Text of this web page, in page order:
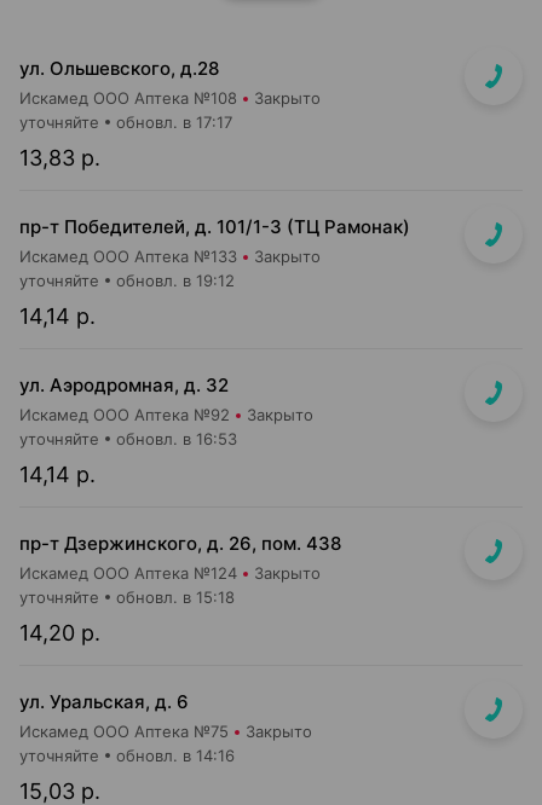
ул. Ольшевского, д.28
Искамед ООО Аптека №108 Закрыто
13,83 р.
уточняйте обновл. в 17:17
пр-т Победителей, д. 101/1-3 (ТЦ Рамонак)
Искамед ООО Аптека №133 Закрыто
14,14 р.
уточняйте обновл. в 19:12
ул. Аэродромная, д. 32
Искамед ООО Аптека №92 Закрыто
14,14 р.
уточняйте обновл. в 16:53
пр-т Дзержинского, д. 26, пом. 438
Искамед ООО Аптека №124 Закрыто
14,20 р.
уточняйте обновл. в 15:18
ул. Уральская, д. 6
Искамед ООО Аптека №75 Закрыто
15,03 р.
уточняйте обновл. в 14:16